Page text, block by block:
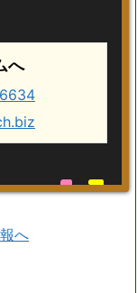
へ
へ